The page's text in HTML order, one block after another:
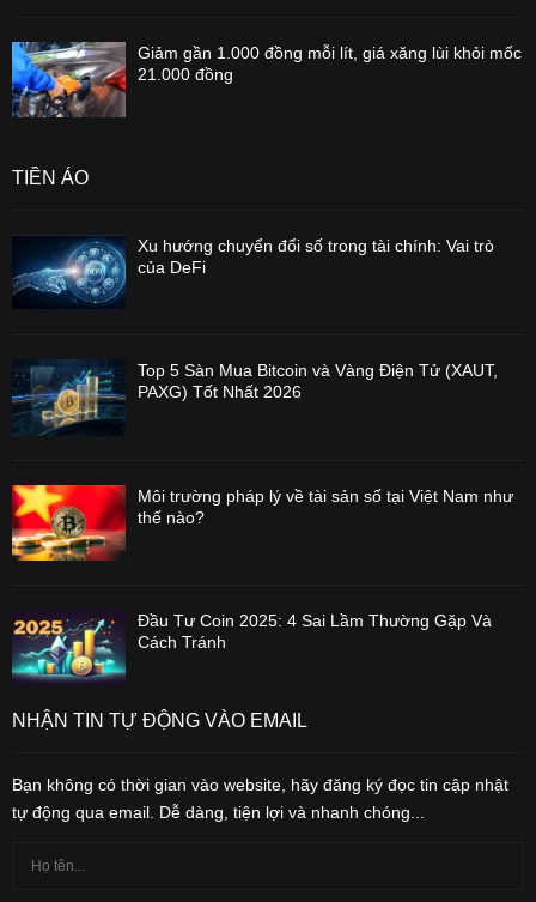
Giảm gần 1.000 đồng mỗi lít, giá xăng lùi khỏi mốc
21.000 đồng
TIỀN ẢO
Xu hướng chuyển đổi số trong tài chính: Vai trò
của DeFi
Top 5 Sàn Mua Bitcoin và Vàng Điện Tử (XAUT,
PAXG) Tốt Nhất 2026
Môi trường pháp lý về tài sản số tại Việt Nam như
thế nào?
Đầu Tư Coin 2025: 4 Sai Lầm Thường Gặp Và
Cách Tránh
NHẬN TIN TỰ ĐỘNG VÀO EMAIL
Bạn không có thời gian vào website, hãy đăng ký đọc tin cập nhật
tự động qua email. Dễ dàng, tiện lợi và nhanh chóng...